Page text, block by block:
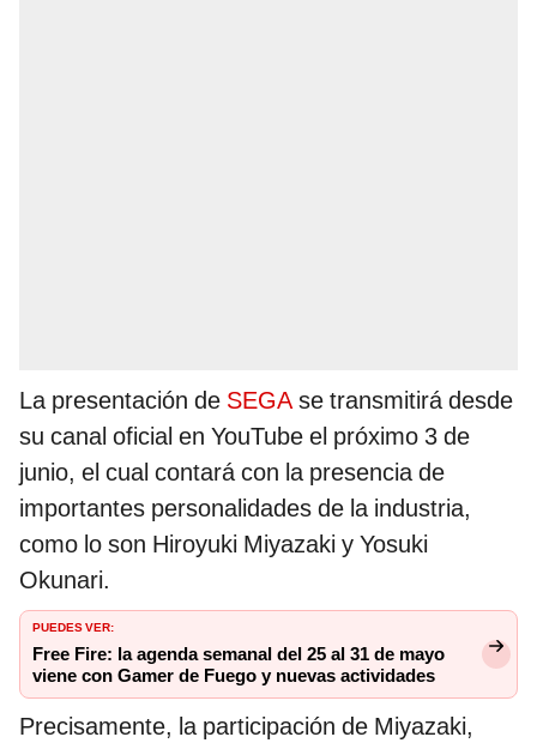
La presentación de SEGAse transmitirá desde
su canal oficial en YouTube el próximo 3 de
junio, el cual contará con la presencia de
importantes personalidades de la industria,
como lo son Hiroyuki Miyazaki y Yosuki
Okunari.
PUEDES VER:
Free Fire: la agenda semanal del 25 al 31 de mayo
viene con Gamer de Fuego y nuevas actividades
Precisamente, la participación de Miyazaki,